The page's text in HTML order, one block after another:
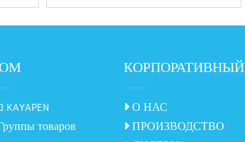
KAYAPEN
товаров
КОРПОРАТИВНЫЙ
О НАС
ПРОИЗВОДСТВО